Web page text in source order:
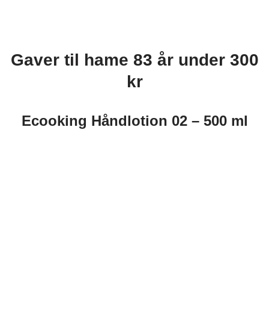
Gaver til hame 83 år under 300
kr
Ecooking Håndlotion 02 – 500 ml